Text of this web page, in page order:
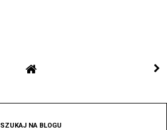
SZUKAJ NA BLOGU